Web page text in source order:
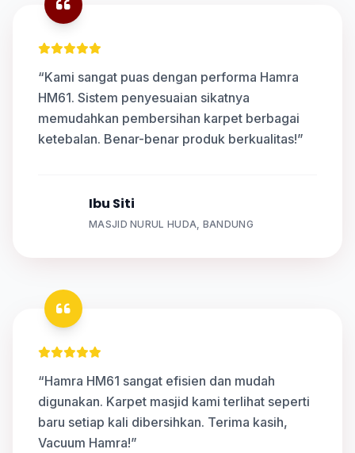
“Kami sangat puas dengan performa Hamra
HM61. Sistem penyesuaian sikatnya
memudahkan pembersihan karpet berbagai
ketebalan. Benar-benar produk berkualitas!”
Ibu Siti
MASJID NURUL HUDA, BANDUNG
“Hamra HM61 sangat efisien dan mudah
digunakan. Karpet masjid kami terlihat seperti
baru setiap kali dibersihkan. Terima kasih,
Vacuum Hamra!”